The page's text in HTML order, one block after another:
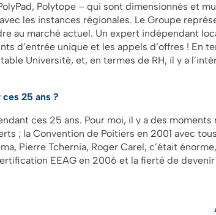
Polytope – qui sont dimensionnés et
les instances régionales. Le Groupe
au marché actuel. Un expert indépendant
d’entrée unique et les appels d’offres ! En
Université, et, en termes de RH, il y a
25 ans ?
ces 25 ans. Pour moi, il y a des moments
; la Convention de Poitiers en 2001 avec
Pierre Tchernia, Roger Carel, c’était
EEAG en 2006 et la fierté de devenir